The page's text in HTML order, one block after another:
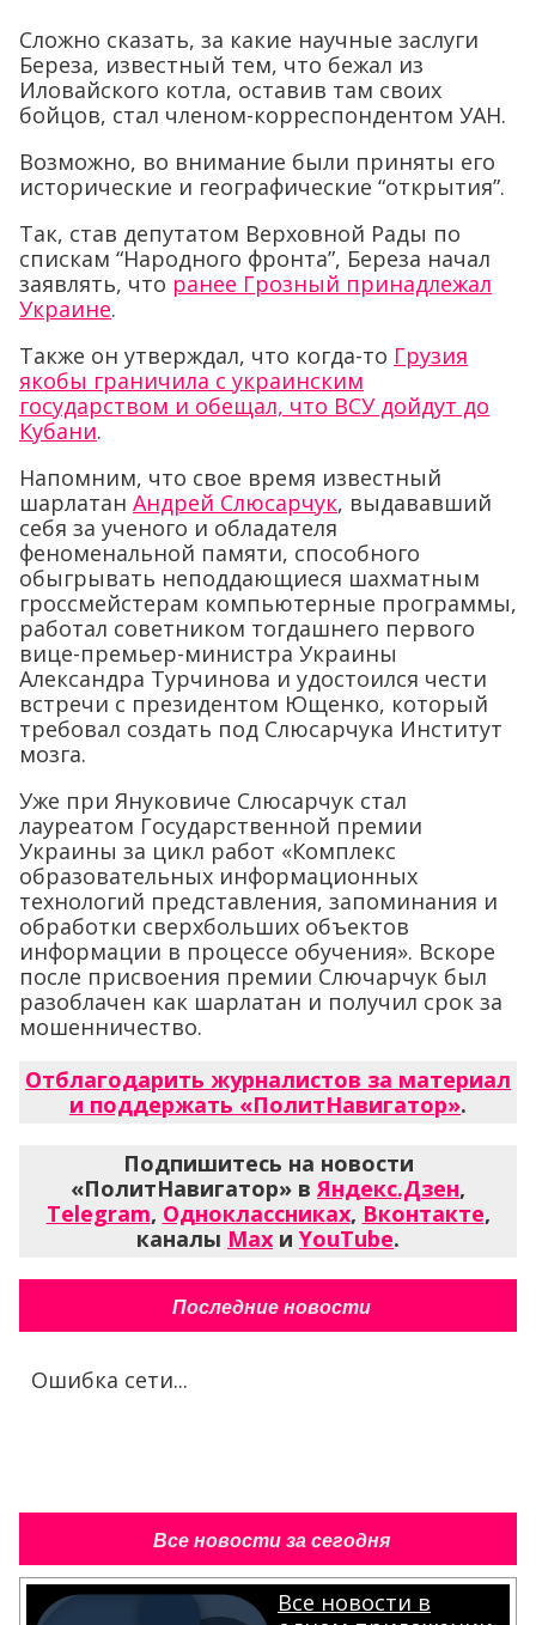
Сложно сказать, за какие научные заслуги
Береза, известный тем, что бежал из
Иловайского котла, оставив там своих
бойцов, стал членом-корреспондентом УАН.
Возможно, во внимание были приняты его
исторические и географические “открытия”.
Так, став депутатом Верховной Рады по
спискам “Народного фронта”, Береза начал
заявлять, что ранее Грозный принадлежал
Украине.
Также он утверждал, что когда-то Грузия
якобы граничила с украинским
государством и обещал, что ВСУ дойдут до
Кубани.
Напомним, что свое время известный
шарлатан Андрей Слюсарчук, выдававший
себя за ученого и обладателя
феноменальной памяти, способного
обыгрывать неподдающиеся шахматным
гроссмейстерам компьютерные программы,
работал советником тогдашнего первого
вице-премьер-министра Украины
Александра Турчинова и удостоился чести
встречи с президентом Ющенко, который
требовал создать под Слюсарчука Институт
мозга.
Уже при Януковиче Слюсарчук стал
лауреатом Государственной премии
Украины за цикл работ «Комплекс
образовательных информационных
технологий представления, запоминания и
обработки сверхбольших объектов
информации в процессе обучения». Вскоре
после присвоения премии Слючарчук был
разоблачен как шарлатан и получил срок за
мошенничество.
Отблагодарить журналистов за материал
и поддержать «ПолитНавигатор».
Подпишитесь на новости
«ПолитНавигатор» вЯндекс.Дзен,
Telegram, Одноклассниках, Вконтакте,
каналы Max и YouTube.
Последние новости
Ошибка сети...
Все новости за сегодня
Все новости в